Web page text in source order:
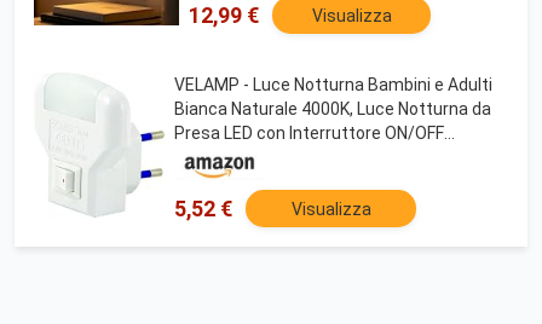
Corridoio, Cucina, Scale
12,99 € Visualizza
VELAMP - Luce Notturna Bambini e Adulti
Bianca Naturale 4000K, Luce Notturna da
Presa LED con Interruttore ON/OFF
Durevole e Sicura - Adatta a Cameretta,
Camera da Letto, Corridoio, Scale, Bagno,
0.5W
5,52 € Visualizza